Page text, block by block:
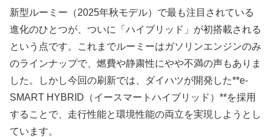
新型ルーミー（2025年秋モデル）で最も注目されている
進化のひとつが、ついに「ハイブリッド」が初搭載される
という点です。これまでルーミーはガソリンエンジンのみ
のラインナップで、燃費や静粛性にやや不満の声もありま
した。しかし今回の刷新では、ダイハツが開発した**e-
SMART HYBRID（イースマートハイブリッド）**を採用
することで、走行性能と環境性能の両立を実現しようとし
ています。